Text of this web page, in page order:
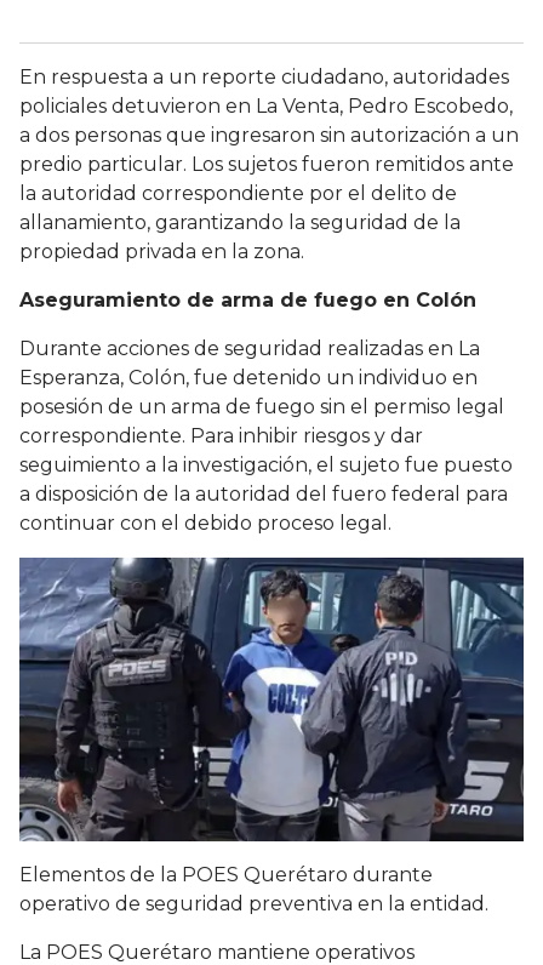
En respuesta a un reporte ciudadano, autoridades
policiales detuvieron en La Venta, Pedro Escobedo,
a dos personas que ingresaron sin autorización a un
predio particular. Los sujetos fueron remitidos ante
la autoridad correspondiente por el delito de
allanamiento, garantizando la seguridad de la
propiedad privada en la zona.
Aseguramiento de arma de fuego en Colón
Durante acciones de seguridad realizadas en La
Esperanza, Colón, fue detenido un individuo en
posesión de un arma de fuego sin el permiso legal
correspondiente. Para inhibir riesgos y dar
seguimiento a la investigación, el sujeto fue puesto
a disposición de la autoridad del fuero federal para
continuar con el debido proceso legal.
Elementos de la POES Querétaro durante
operativo de seguridad preventiva en la entidad.
La POES Querétaro mantiene operativos